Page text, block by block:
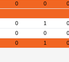
0 0
0
0 1
0
0 0
0
0 1 0